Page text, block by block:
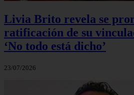
Livia Brito revela se
ratificación de su
‘No todo está dicho’
23/07/2026